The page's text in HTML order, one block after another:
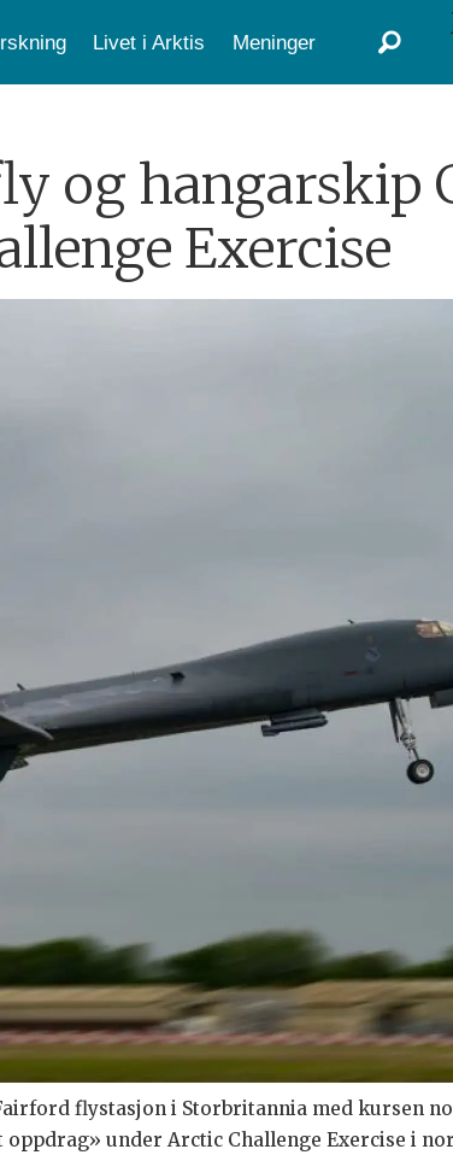
Livet i Arktis Meninger
og hangarskip
Exercise
flystasjon i Storbritannia med kursen
under Arctic Challenge Exercise i